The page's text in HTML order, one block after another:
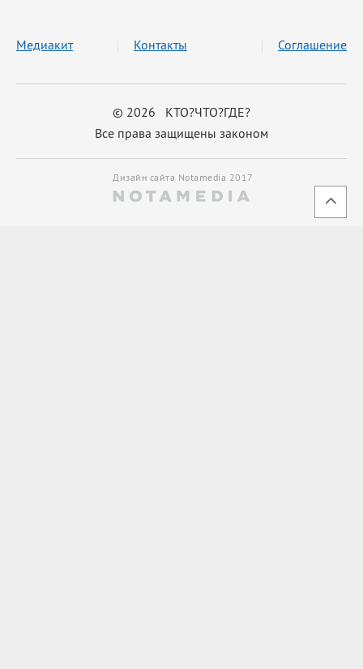
© 2026 КТО?ЧТО?ГДЕ?
Все права защищены законом
Медиакит Контакты Соглашение
Дизайн сайта Notamedia 2017